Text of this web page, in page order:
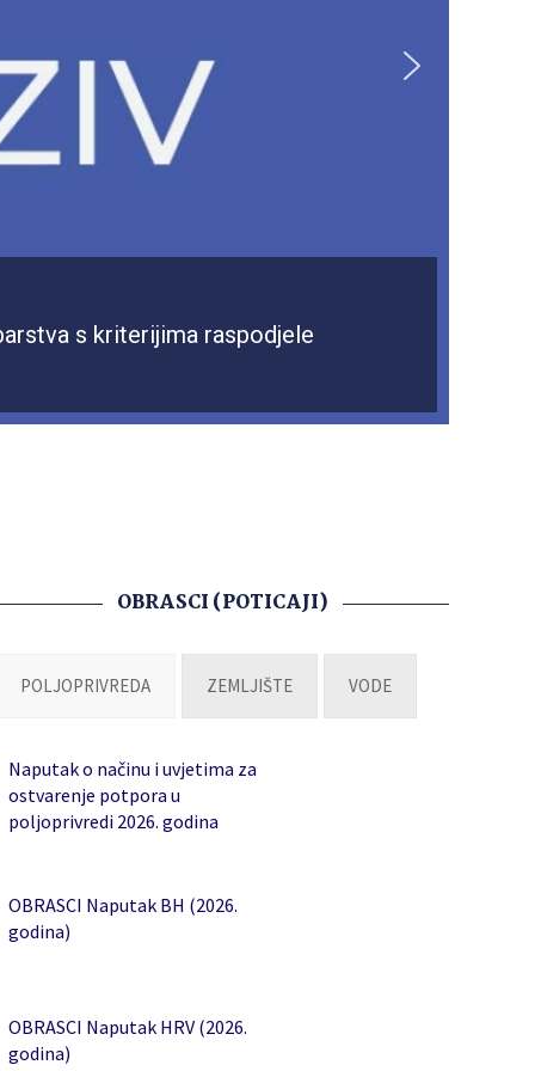
s kriterijima raspodjele
OBRASCI (POTICAJI)
POLJOPRIVREDA ZEMLJIŠTE VODE
Naputak o načinu i uvjetima za
ostvarenje potpora u
poljoprivredi 2026. godina
OBRASCI Naputak BH (2026.
godina)
OBRASCI Naputak HRV (2026.
godina)